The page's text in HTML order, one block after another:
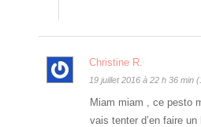
Christine R.
19 juillet 2016 à 22 h 36 min
Miam miam , ce pesto
vais tenter d’en faire